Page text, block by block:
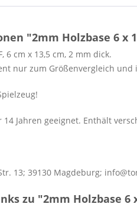
"2mm Holzbase 6 x
6 cm x 13,5 cm, 2 mm dick.
nur zum Größenvergleich
Jahren geeignet. Enthält
13; 39130 Magdeburg;
zu "2mm Holzbase 6